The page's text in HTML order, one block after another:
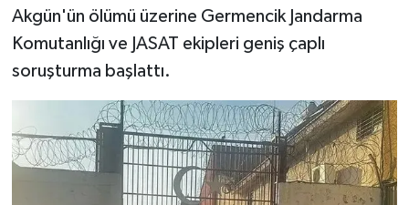
Akgün'ün ölümü üzerine Germencik Jandarma
Komutanlığı ve JASAT ekipleri geniş çaplı
soruşturma başlattı.